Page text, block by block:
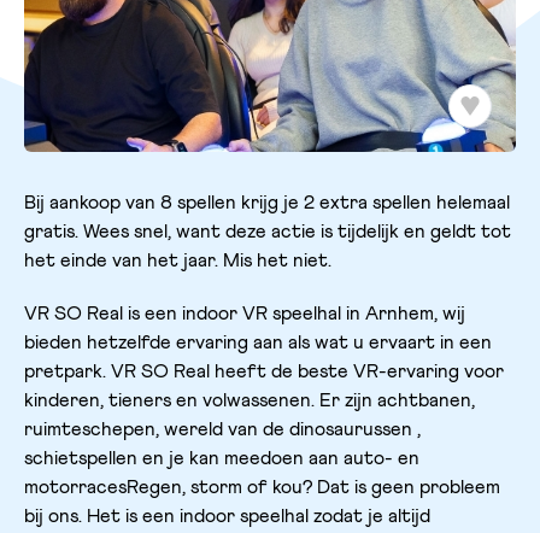
Bij aankoop van 8 spellen krijg je 2 extra spellen helemaal
gratis. Wees snel, want deze actie is tijdelijk en geldt tot
het einde van het jaar. Mis het niet.
VR SO Real is een indoor VR speelhal in Arnhem, wij
bieden hetzelfde ervaring aan als wat u ervaart in een
pretpark. VR SO Real heeft de beste VR-ervaring voor
kinderen, tieners en volwassenen. Er zijn achtbanen,
ruimteschepen, wereld van de dinosaurussen ,
schietspellen en je kan meedoen aan auto- en
motorracesRegen, storm of kou? Dat is geen probleem
bij ons. Het is een indoor speelhal zodat je altijd